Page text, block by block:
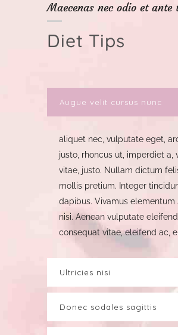
Maecenas nec odio et ante
Diet Tips
Augue velit cursus nunc
aliquet nec, vulputate eget,
justo, rhoncus ut, imperdiet a,
vitae, justo. Nullam dictum
mollis pretium. Integer
dapibus. Vivamus elementum
nisi. Aenean vulputate
consequat vitae, eleifend ac,
Ultricies nisi
Donec sodales sagittis